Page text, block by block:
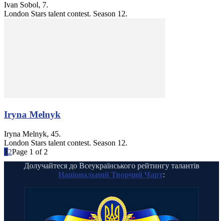
Ivan Sobol, 7.
London Stars talent contest. Season 12.
Iryna Melnyk
Iryna Melnyk, 45.
London Stars talent contest. Season 12.
1 2Page 1 of 2
Долучайтеся до Всеукраїнського рейтингу талантів
Національний Творчий Чарт: